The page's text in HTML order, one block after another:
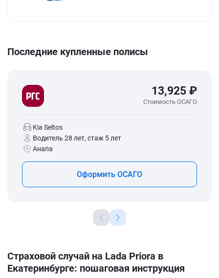
Последние купленные полисы
13,925 ₽
Стоимость ОСАГО
Kia Seltos
Водитель 28 лет, стаж 5 лет
Анапа
Оформить ОСАГО
Страховой случай на Lada Priora в
Екатеринбурге: пошаговая инструкция